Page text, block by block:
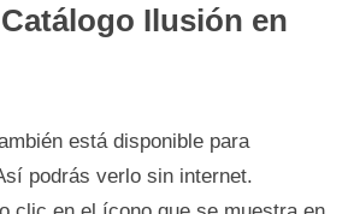
Ilusión en
está disponible para
podrás verlo sin internet.